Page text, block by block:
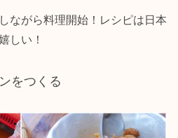
ながら料理開始！レシピは日本
しい！
をつくる